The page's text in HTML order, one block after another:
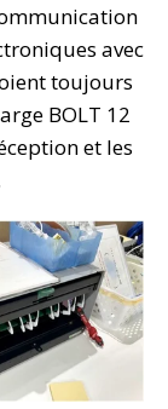
avec
toujours
BOLT 12
et les